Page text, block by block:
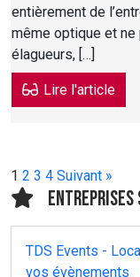
entièrement de
même optique et
élagueurs, […]
Lire l'article
1 2 3 4 Suivant »
Entreprises
TDS Events -
vos évènements